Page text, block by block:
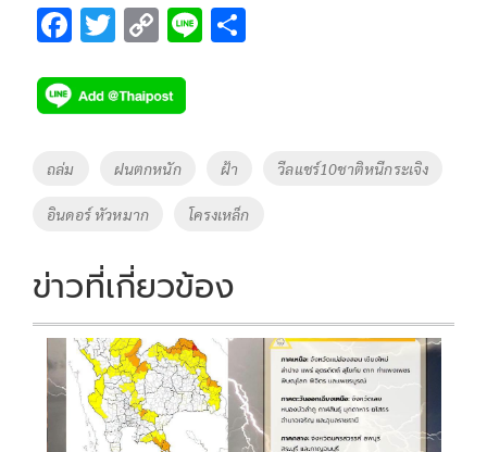
F
e
b
o
o
k
T
tt
er
C
p
y
Li
Li
Tags
ถล่ม ฝนตกหนัก ฝ้า วีลแชร์10ชาติหนีกระเจิง
อินดอร์ หัวหมาก โครงเหล็ก
ข่าวที่เกี่ยวข้อง